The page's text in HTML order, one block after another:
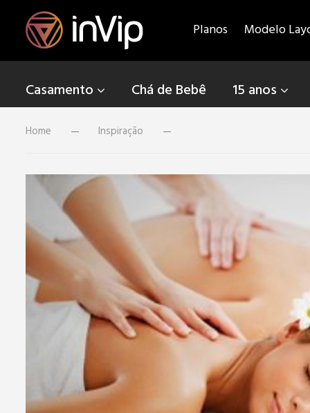
Planos Modelo
Casamento Chá de Bebê 15 anos
Home Inspiração